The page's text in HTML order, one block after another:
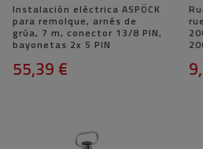
Instalación eléctrica ASPÖCK
para remolque, arnés de
grúa, 7 m, conector 13/8 PIN,
bayonetas 2x 5 PIN
55,39 €